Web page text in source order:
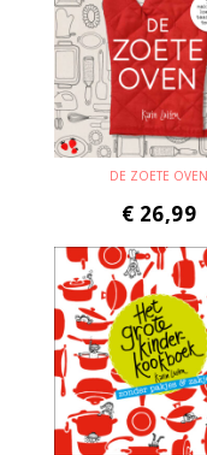
DE ZOETE OVEN
€ 26,99